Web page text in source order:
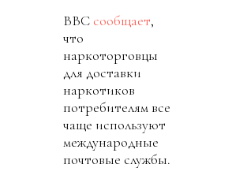
BBC сообщает,
что
наркоторговцы
для доставки
наркотиков
потребителям все
чаще используют
международные
почтовые службы.